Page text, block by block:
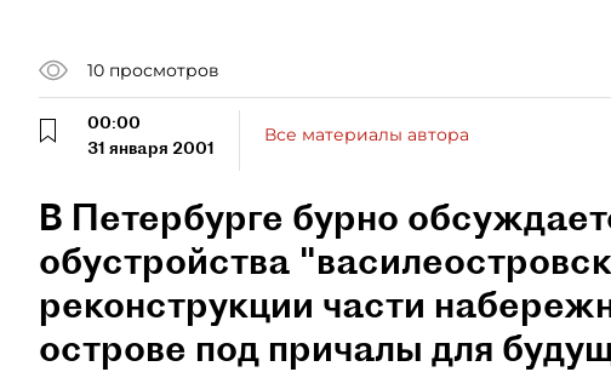
10 просмотров
00:00
31 января 2001
Все материалы автора
В Петербурге бурно
обустройства
реконструкции части
острове под причалы для